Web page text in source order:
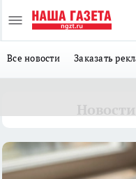
Все новости Заказать